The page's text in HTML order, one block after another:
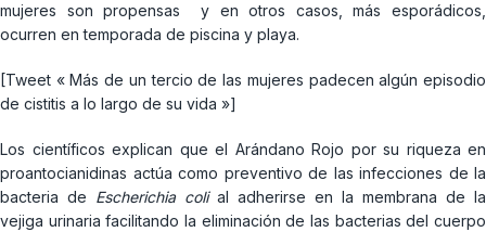
mujeres son propensas y en otros casos, más esporádicos,
ocurren en temporada de piscina y playa.
[Tweet « Más de un tercio de las mujeres padecen algún episodio
de cistitis a lo largo de su vida »]
Los científicos explican que el Arándano Rojo por su riqueza en
proantocianidinas actúa como preventivo de las infecciones de la
bacteria de Escherichia colial adherirse en la membrana de la
vejiga urinaria facilitando la eliminación de las bacterias del cuerpo